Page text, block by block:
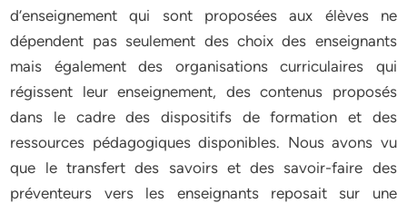
d’enseignement qui sont proposées aux élèves ne
dépendent pas seulement des choix des enseignants
mais également des organisations curriculaires qui
régissent leur enseignement, des contenus proposés
dans le cadre des dispositifs de formation et des
ressources pédagogiques disponibles. Nous avons vu
que le transfert des savoirs et des savoir-faire des
préventeurs vers les enseignants reposait sur une